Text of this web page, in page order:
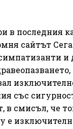
в последния
сайтът
и
със
в смисъл, че
е